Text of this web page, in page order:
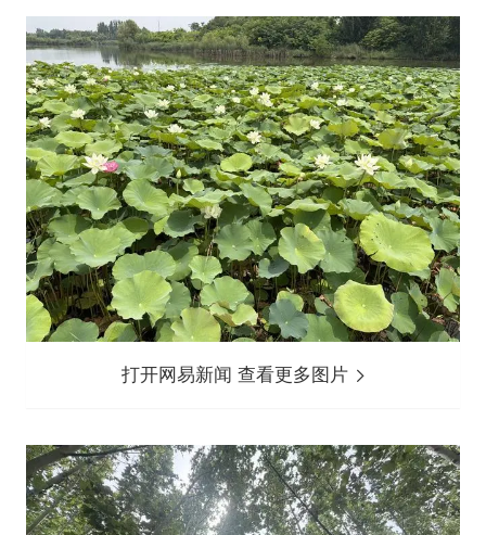
打开网易新闻 查看更多图片